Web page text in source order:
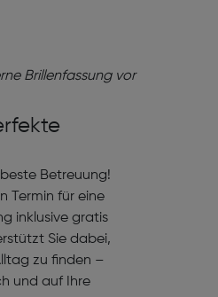
Betreuung!
Termin für eine
inklusive gratis
Sie dabei,
zu finden –
und auf Ihre